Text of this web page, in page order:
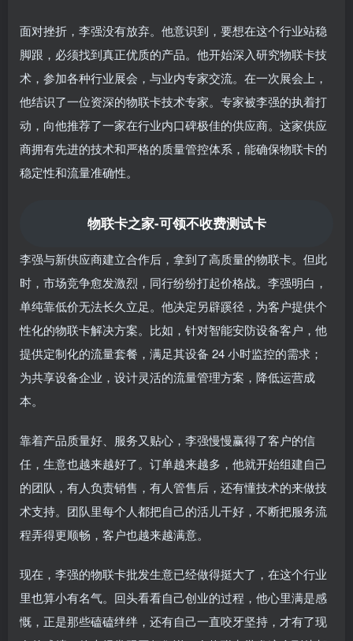
面对挫折，李强没有放弃。他意识到，要想在这个行业站稳
脚跟，必须找到真正优质的产品。他开始深入研究物联卡技
术，参加各种行业展会，与业内专家交流。在一次展会上，
他结识了一位资深的物联卡技术专家。专家被李强的执着打
动，向他推荐了一家在行业内口碑极佳的供应商。这家供应
商拥有先进的技术和严格的质量管控体系，能确保物联卡的
稳定性和流量准确性。
物联卡之家-可领不收费测试卡
李强与新供应商建立合作后，拿到了高质量的物联卡。但此
时，市场竞争愈发激烈，同行纷纷打起价格战。李强明白，
单纯靠低价无法长久立足。他决定另辟蹊径，为客户提供个
性化的物联卡解决方案。比如，针对智能安防设备客户，他
提供定制化的流量套餐，满足其设备 24 小时监控的需求；
为共享设备企业，设计灵活的流量管理方案，降低运营成
本。
靠着产品质量好、服务又贴心，李强慢慢赢得了客户的信
任，生意也越来越好了。订单越来越多，他就开始组建自己
的团队，有人负责销售，有人管售后，还有懂技术的来做技
术支持。团队里每个人都把自己的活儿干好，不断把服务流
程弄得更顺畅，客户也越来越满意。
现在，李强的物联卡批发生意已经做得挺大了，在这个行业
里也算小有名气。回头看看自己创业的过程，他心里满是感
慨，正是那些磕磕绊绊，还有自己一直咬牙坚持，才有了现